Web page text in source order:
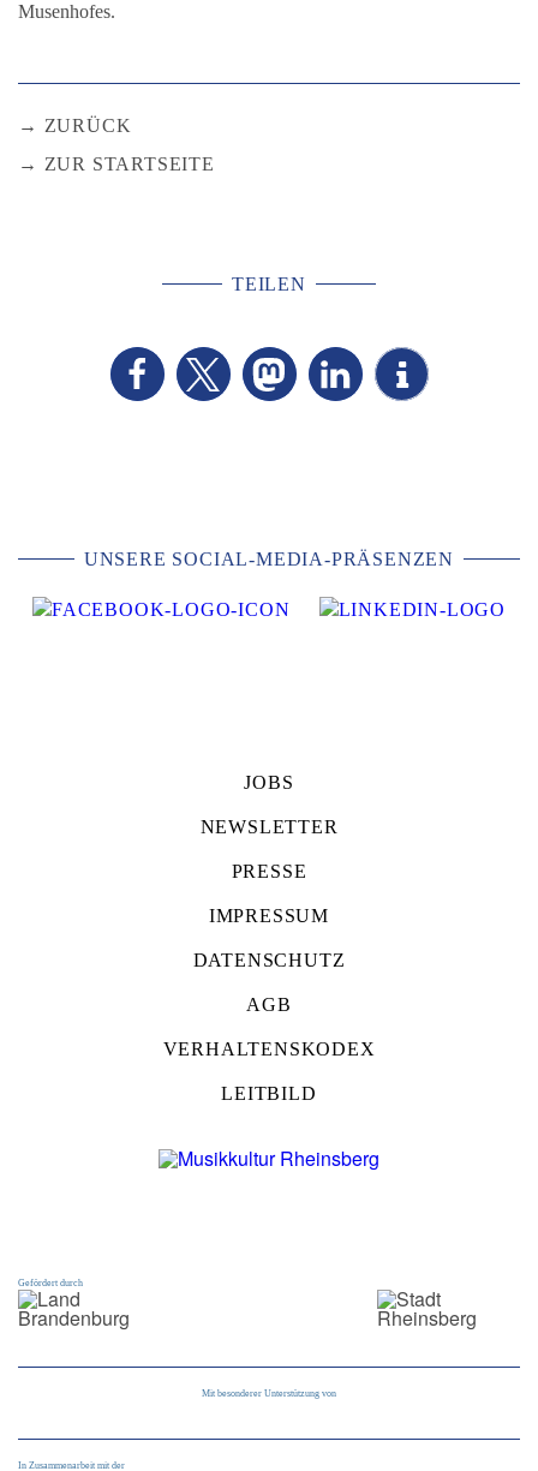
Musenhofes.
ZURÜCK
ZUR STARTSEITE
TEILEN
UNSERE SOCIAL-MEDIA-PRÄSENZEN
JOBS
NEWSLETTER
PRESSE
IMPRESSUM
DATENSCHUTZ
AGB
VERHALTENSKODEX
LEITBILD
Gefördert durch
Mit besonderer Unterstützung von
In Zusammenarbeit mit der